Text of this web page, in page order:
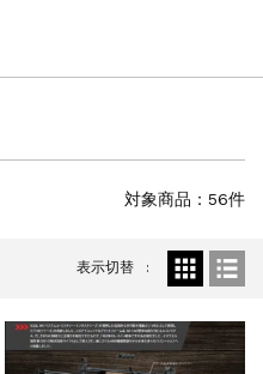
対象商品：56件
表示切替